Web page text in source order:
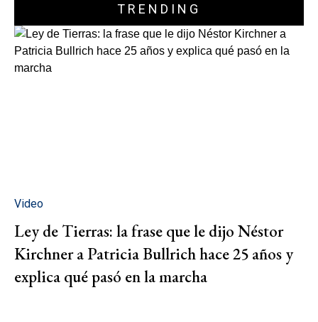
TRENDING
Video
Ley de Tierras: la frase que le dijo Néstor
Kirchner a Patricia Bullrich hace 25 años y
explica qué pasó en la marcha